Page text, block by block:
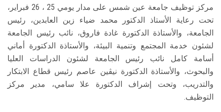
مركز توظيف جامعة عين شمس على مدار يومي 25 ، 26 فبراير،
تحت رعاية الأستاذ الدكتور محمد ضياء زين العابدين، رئيس
الجامعة، والأستاذة الدكتورة غادة فاروق، نائب رئيس الجامعة
لشئون خدمة المجتمع وتنمية البيئة، والأستاذة الدكتورة أماني
أسامة كامل نائب رئيس الجامعة لشئون الدراسات العليا
والبحوث، والأستاذة الدكتورة نيڤين عاصم رئيس قطاع الابتكار
والتدريب، وتحت إشراف الدكتورة علا سامي، مدير مركز
التوظيف.